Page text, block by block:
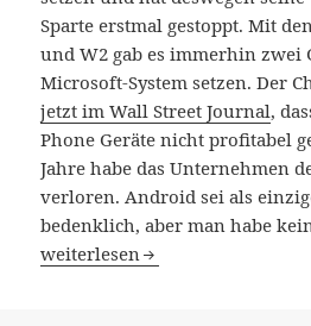
Sparte erstmal gestoppt. Mit
und W2 gab es immerhin zwei
Microsoft-System setzen. Der
jetzt im Wall Street Journal,
Phone Geräte nicht profitabel
Jahre habe das Unternehmen
verloren. Android sei als
bedenklich, aber man habe
Huawei: Wir setzen erstmal
weiterlesen